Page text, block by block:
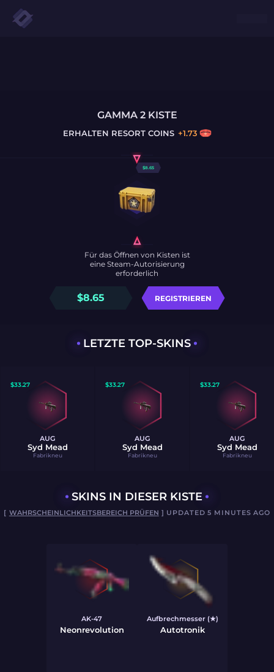
GAMMA 2 KISTE
ERHALTEN RESORT COINS +1.73
$8.65
$8.65 REGISTRIEREN
Für das Öffnen von Kisten ist
eine Steam-Autorisierung
erforderlich
LETZTE TOP-SKINS
$33.27
AUG
Syd Mead
Fabrikneu
$33.27
AUG
Syd Mead
Fabrikneu
$33.27
AUG
Syd Mead
Fabrikneu
SKINS IN DIESER KISTE
[ WAHRSCHEINLICHKEITSBEREICH PRÜFEN ] UPDATED 5 MINUTES AGO
AK-47
Neonrevolution
Aufbrechmesser (★)
Autotronik